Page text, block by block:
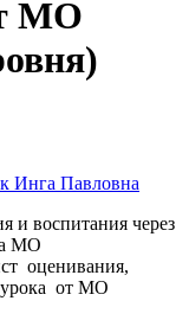
МО
Инга Павловна
и воспитания через
МО
оценивания,
урока от МО